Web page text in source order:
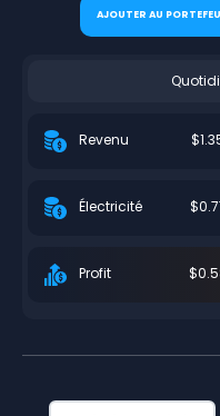
AJOUTER AU
Revenu
Électricité
Profit